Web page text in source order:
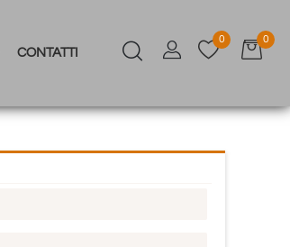
CONTATTI
0 0